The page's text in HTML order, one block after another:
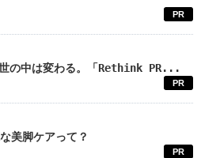
PR
の中は変わる。「Rethink PR...
PR
美脚ケアって？
PR